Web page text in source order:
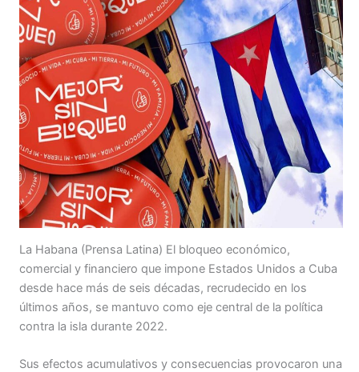
La Habana (Prensa Latina) El bloqueo económico,
comercial y financiero que impone Estados Unidos a Cuba
desde hace más de seis décadas, recrudecido en los
últimos años, se mantuvo como eje central de la política
contra la isla durante 2022.
Sus efectos acumulativos y consecuencias provocaron una